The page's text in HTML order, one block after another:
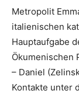
Metropolit
italienischen
Hauptaufgabe
Ökumenischen
– Daniel
Kontakte unter